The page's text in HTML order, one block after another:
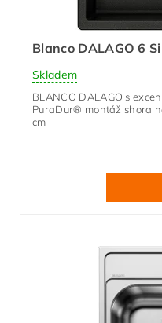
Blanco DALAGO 6
Skladem
BLANCO DALAGO s
PuraDur® montáž shora
cm